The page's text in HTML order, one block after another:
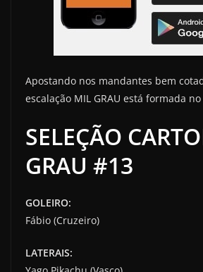
Apostando nos mandantes bem
escalação MIL GRAU está formada
SELEÇÃO
GRAU #13
GOLEIRO:
Fábio (Cruzeiro)
LATERAIS: